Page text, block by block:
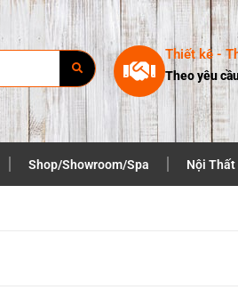
Thiết kê -
Theo yêu
Shop/Showroom/Spa Nội Thất